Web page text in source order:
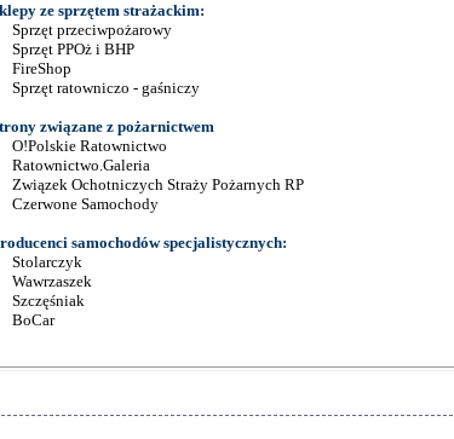
ze sprzętem strażackim:
Sprzęt przeciwpożarowy
Sprzęt PPOż i BHP
FireShop
Sprzęt ratowniczo - gaśniczy
związane z pożarnictwem
O!Polskie Ratownictwo
Ratownictwo.Galeria
Związek Ochotniczych Straży Pożarnych RP
Czerwone Samochody
samochodów specjalistycznych:
Stolarczyk
Wawrzaszek
Szczęśniak
BoCar